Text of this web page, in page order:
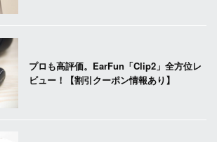
プロも高評価。EarFun「Clip2」全方位レ
ビュー！【割引クーポン情報あり】